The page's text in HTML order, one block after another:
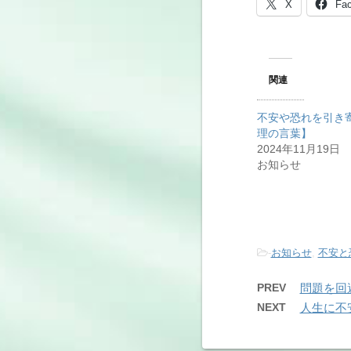
X
関連
不安や恐れを引き
理の言葉】
2024年11月19日
お知らせ
-お知らせ, 不安と
PREV 問題を回
NEXT 人生に